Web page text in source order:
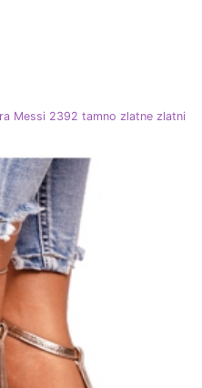
Messi 2392 tamno zlatne zlatni